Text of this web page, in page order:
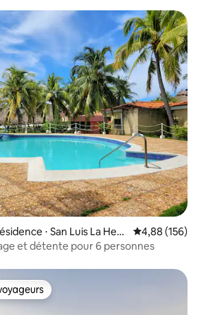
⋅ San Luis La Herr
Évaluation
4,88 (156)
et détente pour 6 personnes
les plus appréciés